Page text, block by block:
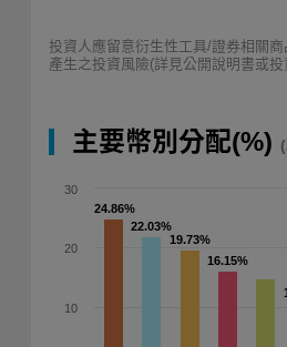
投資人應留意衍生性工具/證券相關
產生之投資風險(詳見公開說明書或
主要幣別分配(%)
24.86%
24.86%
22.03%
22.03%
19.73%
19.73%
16.15%
16.15%
10
20
30